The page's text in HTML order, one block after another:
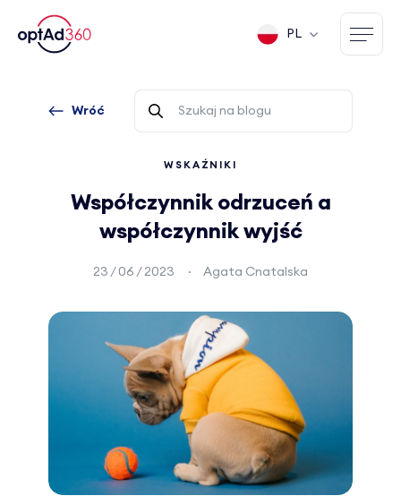
PL
Wróć
WSKAŹNIKI
Współczynnik odrzuceń a
współczynnik wyjść
23 / 06 / 2023 Agata Cnatalska